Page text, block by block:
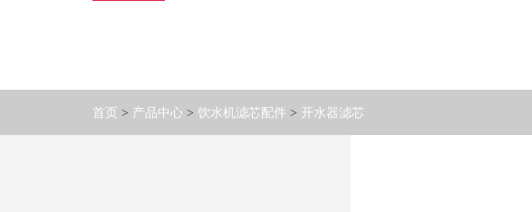
首页 > 产品中心 > 饮水机滤芯配件 > 开水器滤芯
碧
资